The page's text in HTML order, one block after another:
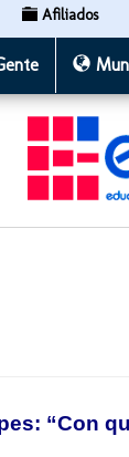
Afiliados
“Con